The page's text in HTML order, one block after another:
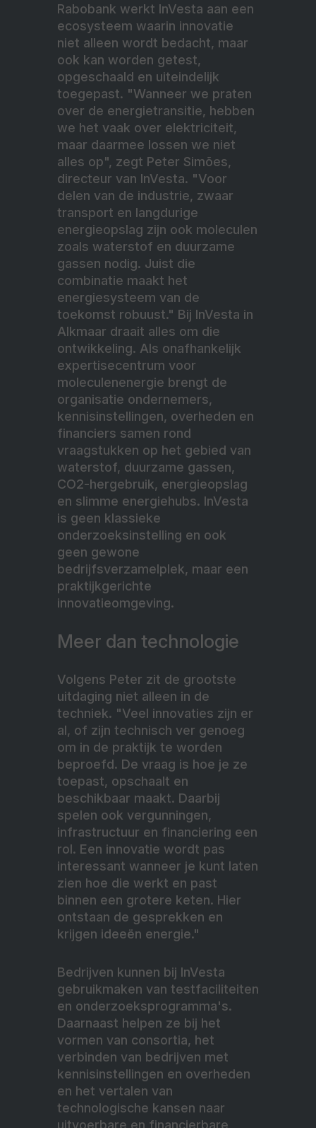
Rabobank werkt InVesta aan een
ecosysteem waarin innovatie
niet alleen wordt bedacht, maar
ook kan worden getest,
opgeschaald en uiteindelijk
toegepast. "Wanneer we praten
over de energietransitie, hebben
we het vaak over elektriciteit,
maar daarmee lossen we niet
alles op", zegt Peter Simões,
directeur van InVesta. "Voor
delen van de industrie, zwaar
transport en langdurige
energieopslag zijn ook moleculen
zoals waterstof en duurzame
gassen nodig. Juist die
combinatie maakt het
energiesysteem van de
toekomst robuust." Bij InVesta in
Alkmaar draait alles om die
ontwikkeling. Als onafhankelijk
expertisecentrum voor
moleculenenergie brengt de
organisatie ondernemers,
kennisinstellingen, overheden en
financiers samen rond
vraagstukken op het gebied van
waterstof, duurzame gassen,
CO2-hergebruik, energieopslag
en slimme energiehubs. InVesta
is geen klassieke
onderzoeksinstelling en ook
geen gewone
bedrijfsverzamelplek, maar een
praktijkgerichte
innovatieomgeving.
Meer dan technologie
Volgens Peter zit de grootste
uitdaging niet alleen in de
techniek. "Veel innovaties zijn er
al, of zijn technisch ver genoeg
om in de praktijk te worden
beproefd. De vraag is hoe je ze
toepast, opschaalt en
beschikbaar maakt. Daarbij
spelen ook vergunningen,
infrastructuur en financiering een
rol. Een innovatie wordt pas
interessant wanneer je kunt laten
zien hoe die werkt en past
binnen een grotere keten. Hier
ontstaan de gesprekken en
krijgen ideeën energie."
Bedrijven kunnen bij InVesta
gebruikmaken van testfaciliteiten
en onderzoeksprogramma's.
Daarnaast helpen ze bij het
vormen van consortia, het
verbinden van bedrijven met
kennisinstellingen en overheden
en het vertalen van
technologische kansen naar
uitvoerbare en financierbare